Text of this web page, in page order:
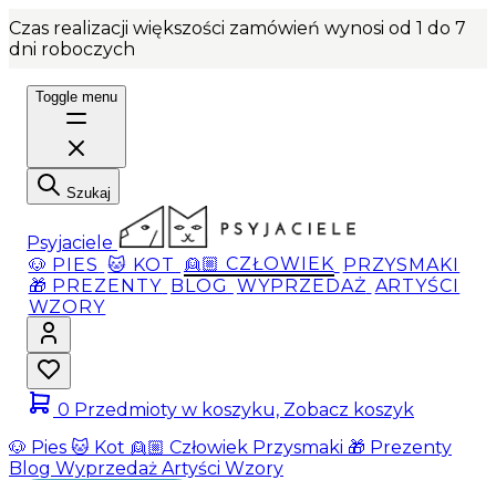
Czas realizacji większości zamówień wynosi od 1 do 7
dni roboczych
Toggle menu
Szukaj
Psyjaciele
🐶 PIES 🐱 KOT 👱🏼 CZŁOWIEK PRZYSMAKI
🎁 PREZENTY BLOG WYPRZEDAŻ ARTYŚCI
WZORY
0 Przedmioty w koszyku, Zobacz koszyk
🐶 Pies 🐱 Kot 👱🏼 Człowiek Przysmaki 🎁 Prezenty
Blog Wyprzedaż Artyści Wzory